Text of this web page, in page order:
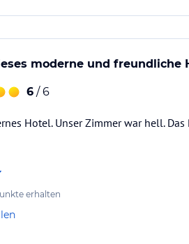
moderne und freundliche
6 / 6
Hotel. Unser Zimmer war hell.
erhalten